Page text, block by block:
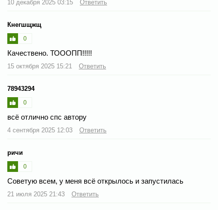
10 декабря 2025 03:15 Ответить
Кнегшщжщ
0
Качествено. ТОООПП!!!!!
15 октября 2025 15:21 Ответить
78943294
0
всё отлично спс автору
4 сентября 2025 12:03 Ответить
ричи
0
Советую всем, у меня всё открылось и запустилась
21 июля 2025 21:43 Ответить